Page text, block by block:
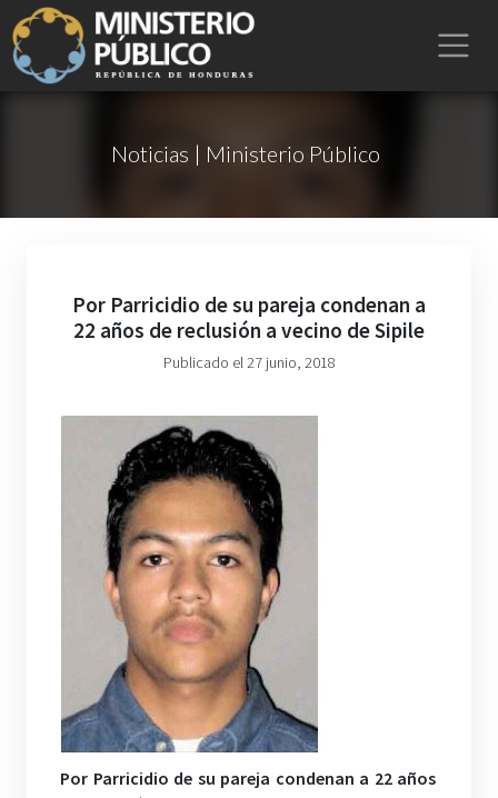
Noticias | Ministerio Público
Por Parricidio de su pareja condenan a
22 años de reclusión a vecino de Sipile
Publicado el 27 junio, 2018
Por Parricidio de su pareja condenan a 22 años